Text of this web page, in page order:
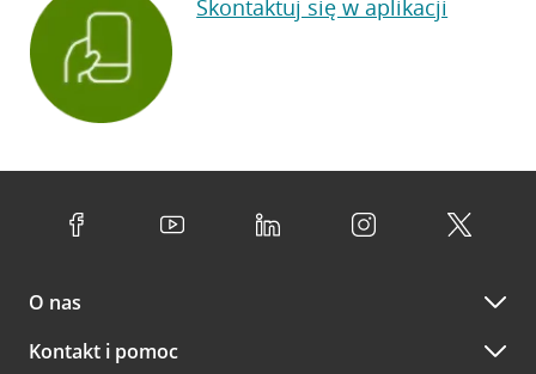
Skontaktuj się w aplikacji
O nas
Kontakt i pomoc